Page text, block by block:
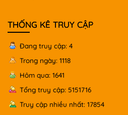
THỐNG KÊ TRUY CẬP
Đang truy cập: 4
Trong ngày: 1118
Hôm qua: 1641
Tổng truy cập: 5151716
Truy cập nhiều nhất: 17854